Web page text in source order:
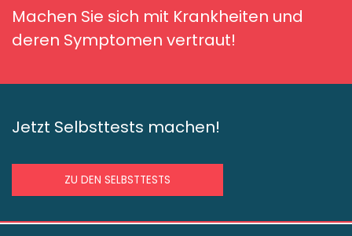
Machen Sie sich mit Krankheiten und
deren Symptomen vertraut!
Jetzt Selbsttests machen!
ZU DEN SELBSTTESTS